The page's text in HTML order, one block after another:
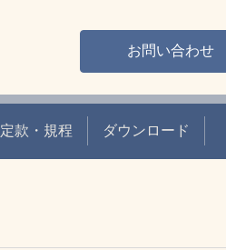
お問い合わせ
定款・規程 ダウンロード